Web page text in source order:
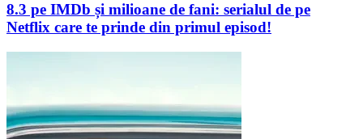
8.3 pe IMDb și milioane de fani: serialul de pe
Netflix care te prinde din primul episod!